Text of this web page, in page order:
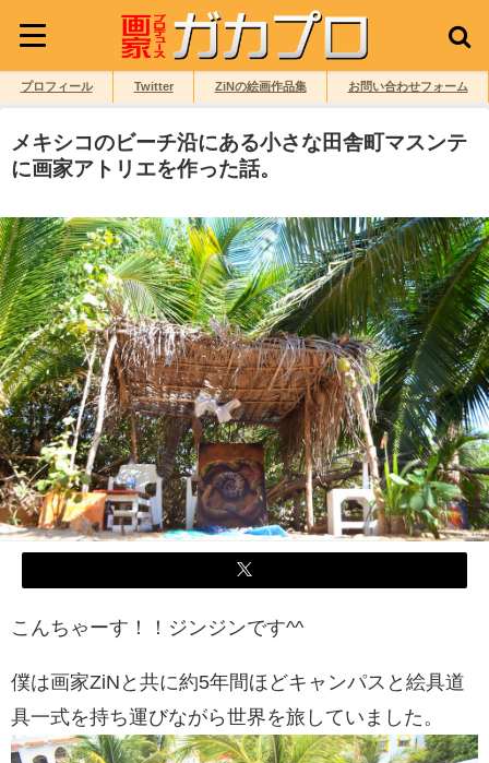
プロフィール Twitter ZiNの絵画作品集 お問い合わせフォーム
メキシコのビーチ沿にある小さな田舎町マスンテ
に画家アトリエを作った話。
こんちゃーす！！ジンジンです^^
僕は画家ZiNと共に約5年間ほどキャンパスと絵具道
具一式を持ち運びながら世界を旅していました。